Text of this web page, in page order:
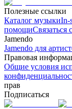
Полезные ссылки
Каталог музыкиIn-
помощиСвязаться
Jamendo
Jamendo для
Правовая
Общие условия
прав
Подписаться